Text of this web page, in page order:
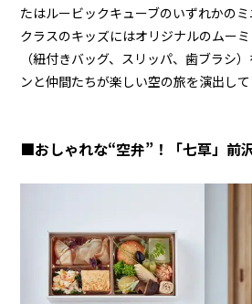
たはルービックキューブのいずれかの
クラスのキッズにはオリジナルのムー
（紐付きバッグ、スリッパ、歯ブラシ
ンと仲間たちが楽しい空の旅を演出して
■おしゃれな“空弁”！「七草」前